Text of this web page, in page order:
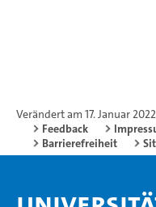
Verändert am 17. Januar 2022
Feedback
Barrierefreiheit